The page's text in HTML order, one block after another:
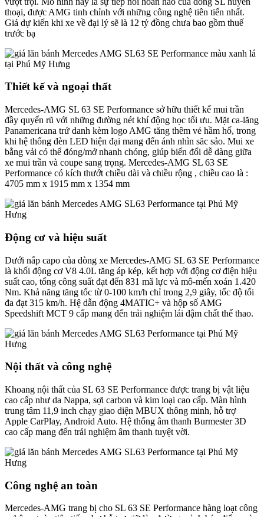
thoại, được AMG tinh chỉnh với những công nghệ tiên tiến nhất.
Giá dự kiến khi xe về đại lý sẽ là 12 tỷ đồng chưa bao gồm thuế
trước bạ
Thiết kế và ngoại thất
Mercedes-AMG SL 63 SE Performance sở hữu thiết kế mui trần
đầy quyến rũ với những đường nét khí động học tối ưu. Mặt ca-lăng
Panamericana trứ danh kèm logo AMG tăng thêm vẻ hầm hố, trong
khi hệ thống đèn LED hiện đại mang đến ánh nhìn săc sảo. Mui xe
bằng vải có thể đóng/mở nhanh chóng, giúp biến đổi dễ dàng giữa
xe mui trần và coupe sang trọng. Mercedes-AMG SL 63 SE
Performance có kích thướt chiều dài và chiều rộng , chiều cao là :
4705 mm x 1915 mm x 1354 mm
Động cơ và hiệu suất
Dưới nắp capo của dòng xe Mercedes-AMG SL 63 SE Performance
là khối động cơ V8 4.0L tăng áp kép, kết hợp với động cơ điện hiệu
suất cao, tổng công suất đạt đến 831 mã lực và mô-mến xoán 1.420
Nm. Khả năng tăng tốc từ 0-100 km/h chỉ trong 2,9 giây, tốc độ tối
đa đạt 315 km/h. Hệ dẫn động 4MATIC+ và hộp số AMG
Speedshift MCT 9 cấp mang đến trải nghiệm lái đậm chất thể thao.
Nội thất và công nghệ
Khoang nội thất của SL 63 SE Performance được trang bị vật liệu
cao cấp như da Nappa, sợi carbon và kim loại cao cấp. Màn hình
trung tâm 11,9 inch chạy giao diện MBUX thông minh, hỗ trợ
Apple CarPlay, Android Auto. Hệ thống âm thanh Burmester 3D
cao cấp mang đến trải nghiệm âm thanh tuyệt vời.
Công nghệ an toàn
Mercedes-AMG trang bị cho SL 63 SE Performance hàng loạt công